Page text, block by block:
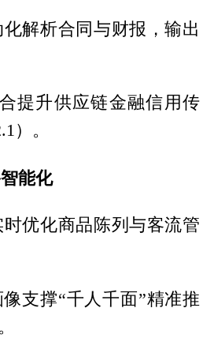
解析合同与财报，输出
提升供应链金融信用传
）。
能化
优化商品陈列与客流管
支撑“千人千面”精准推